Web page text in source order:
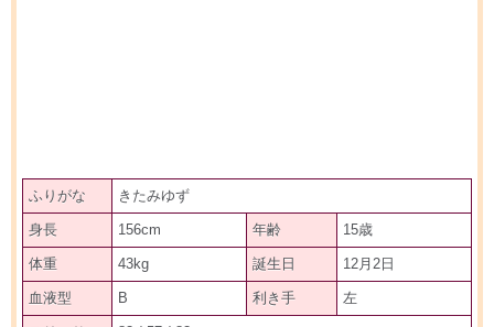
ふりがな きたみゆず
身長 156cm 年齢 15歳
体重 43kg 誕生日 12月2日
血液型 B 利き手 左